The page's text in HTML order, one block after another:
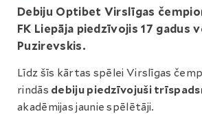
Debiju Optibet Virslīgas
FK Liepāja piedzīvojis 17 gadus
Puzirevskis.
Līdz šīs kārtas spēlei Virslīgas
rindās debiju piedzīvojuši
akadēmijas jaunie spēlētāji.